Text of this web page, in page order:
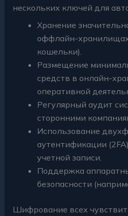
нескольких ключей для
Хранение
оффлайн-
кошельки).
Размещение
средств в онлайн-
оперативной
Регулярный аудит
сторонними
Использование
аутентификации
учетной записи.
Поддержка
безопасности
Шифрование всех